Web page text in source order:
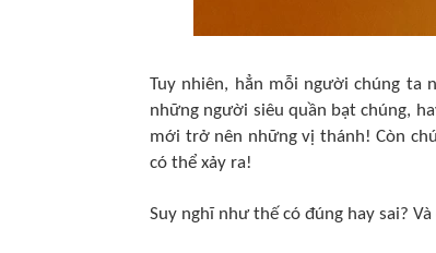
Tuy nhiên, hẳn mỗi người chúng ta
những người siêu quần bạt chúng,
mới trở nên những vị thánh! Còn
có thể xảy ra!
Suy nghĩ như thế có đúng hay sai?